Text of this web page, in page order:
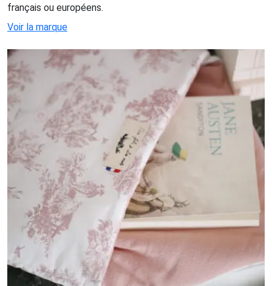
français ou européens.
Voir la marque